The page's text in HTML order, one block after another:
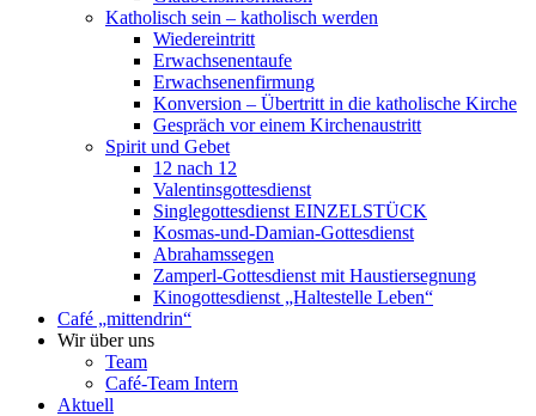
Katholisch sein – katholisch werden
Wiedereintritt
Erwachsenentaufe
Erwachsenenfirmung
Konversion – Übertritt in die katholische Kirche
Gespräch vor einem Kirchenaustritt
Spirit und Gebet
12 nach 12
Valentinsgottesdienst
Singlegottesdienst EINZELSTÜCK
Kosmas-und-Damian-Gottesdienst
Abrahamssegen
Zamperl-Gottesdienst mit Haustiersegnung
Kinogottesdienst „Haltestelle Leben“
Café „mittendrin“
Wir über uns
Team
Café-Team Intern
Aktuell